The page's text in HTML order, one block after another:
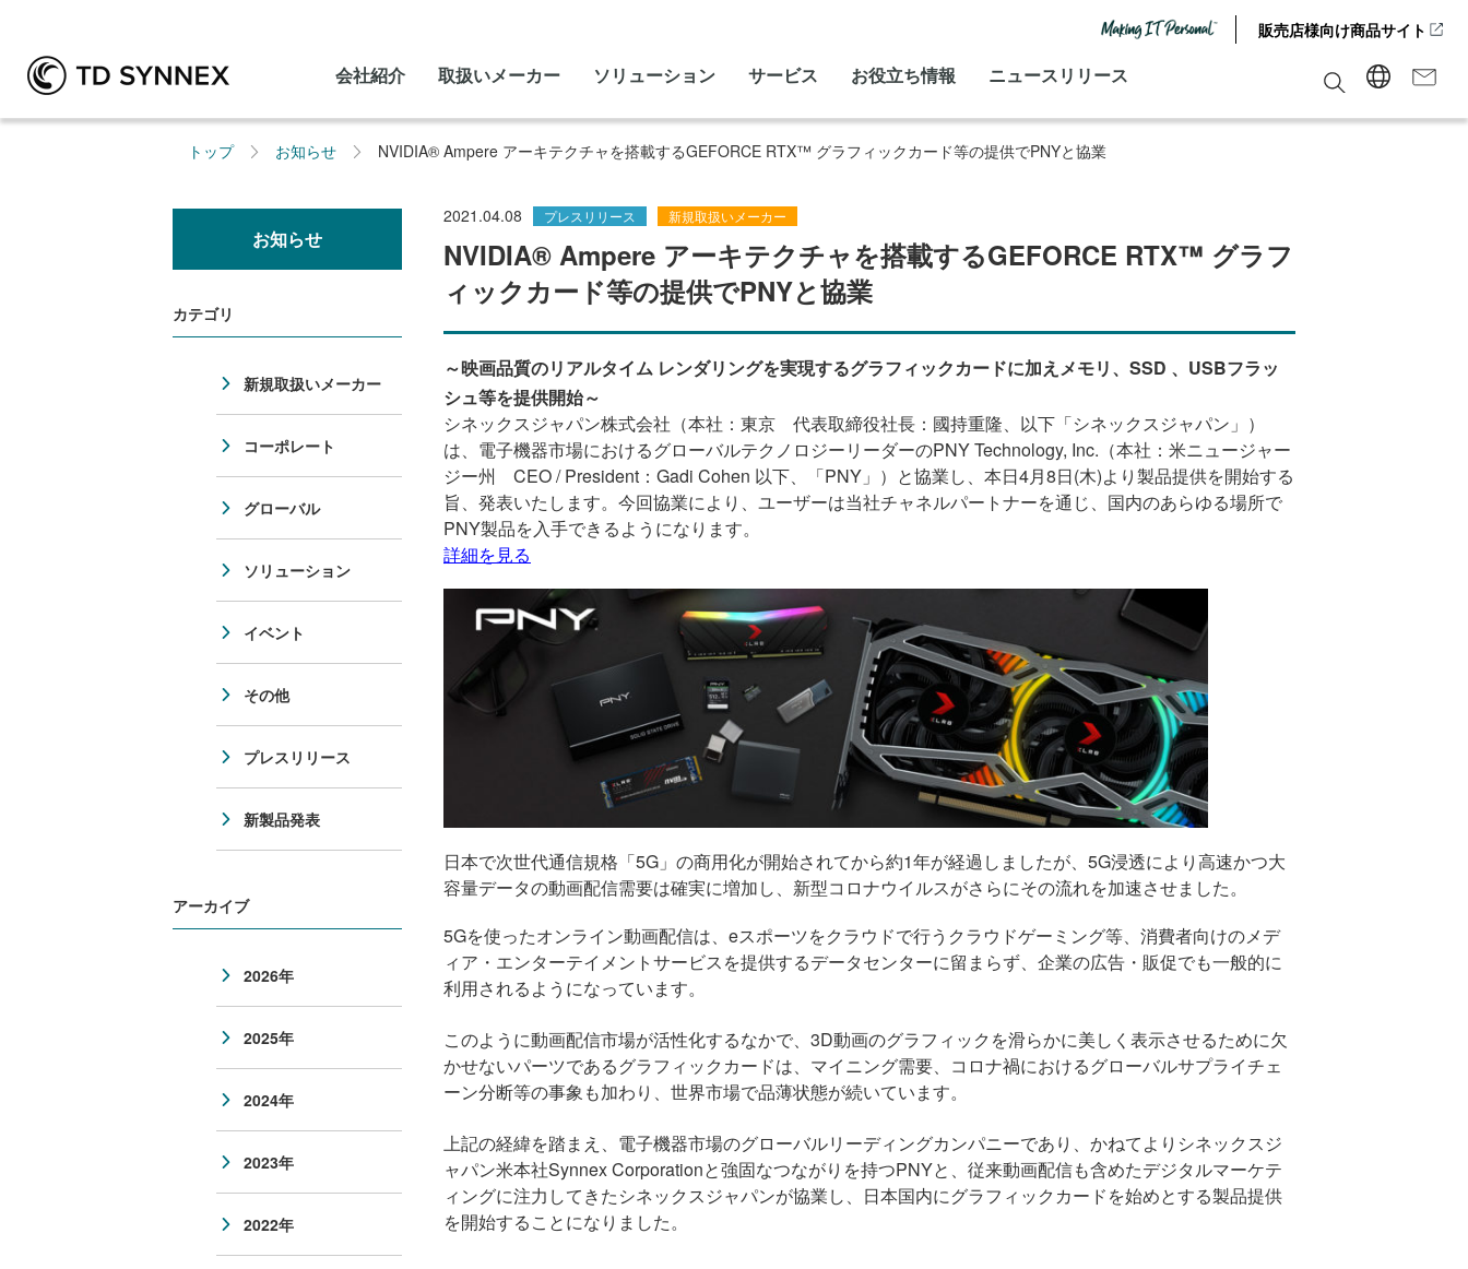
販売店様向け商品サイト
会社紹介 取扱いメーカー ソリューション サービス お役立ち情報 ニュースリリース
トップ お知らせ NVIDIA® Ampere アーキテクチャを搭載するGEFORCE RTX™ グラフィックカード等の提供でPNYと協業
2021.04.08 プレスリリース 新規取扱いメーカー
NVIDIA® Ampere アーキテクチャを搭載するGEFORCE RTX™ グラフ
ィックカード等の提供でPNYと協業
～映画品質のリアルタイム レンダリングを実現するグラフィックカードに加え メモリ、SSD 、USBフラッ
シュ等を提供開始～
シネックスジャパン株式会社（本社：東京 代表取締役社長：國持重隆、以下「シネックスジャパン」）
は、電子機器市場におけるグローバルテクノロジーリーダーのPNY Technology, Inc. （本社：米ニュージャー
ジー州 CEO / President ： Gadi Cohen 以下、「PNY 」）と協業し、本日4月8日(木)より製品提供を開始する
旨、発表いたします。今回協業により、ユーザーは当社チャネルパートナーを通じ、国内のあらゆる場所で
PNY製品を入手できるようになります。
詳細を見る
日本で次世代通信規格「5G 」の商用化が開始されてから約1年が経過しましたが、 5G浸透により高速かつ大
容量データの動画配信需要は確実に増加し、新型コロナウイルスがさらにその流れを加速させました。
5Gを使ったオンライン動画配信は、 eスポーツをクラウドで行うクラウドゲーミング等、消費者向けのメデ
ィア・エンターテイメントサービスを提供するデータセンターに留まらず、企業の広告・販促でも一般的に
利用されるようになっています。
このように動画配信市場が活性化するなかで、 3D動画のグラフィックを滑らかに美しく表示させるために欠
かせないパーツであるグラフィックカードは、マイニング需要、コロナ禍におけるグローバルサプライチェ
ーン分断等の事象も加わり、世界市場で品薄状態が続いています。
上記の経緯を踏まえ、電子機器市場のグローバルリーディングカンパニーであり、かねてよりシネックスジ
ャパン米本社Synnex Corporationと強固なつながりを持つPNYと、従来動画配信も含めたデジタルマーケテ
ィングに注力してきたシネックスジャパンが協業し、日本国内にグラフィックカードを始めとする製品提供
を開始することになりました。
お知らせ
カテゴリ
新規取扱いメーカー
コーポレート
グローバル
ソリューション
イベント
その他
プレスリリース
新製品発表
アーカイブ
2026年
2025年
2024年
2023年
2022年